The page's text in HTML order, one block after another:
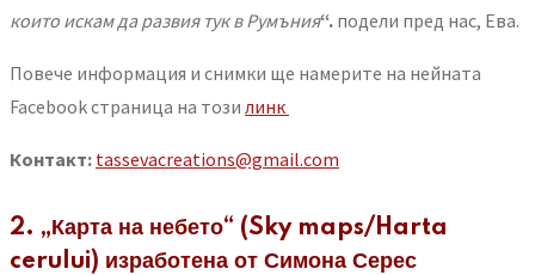
които искам да развия тук в Румъния“. подели пред нас, Ева.
Повече информация и снимки ще намерите на нейната
Facebook страница на този линк
Контакт: tassevacreations@gmail.com
2. „Карта на небето“ (Sky maps/Harta
cerului) изработена от Симона Серес